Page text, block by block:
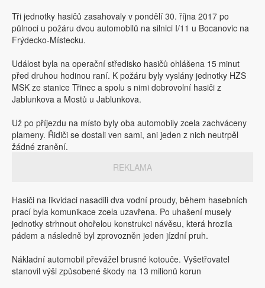
Tři jednotky hasičů zasahovaly v pondělí 30. října 2017 po
půlnoci u požáru dvou automobilů na silnici I/11 u Bocanovic na
Frýdecko-Místecku.
Událost byla na operační středisko hasičů ohlášena 15 minut
před druhou hodinou raní. K požáru byly vyslány jednotky HZS
MSK ze stanice Třinec a spolu s nimi dobrovolní hasiči z
Jablunkova a Mostů u Jablunkova.
Už po příjezdu na místo byly oba automobily zcela zachváceny
plameny. Řidiči se dostali ven sami, ani jeden z nich neutrpěl
žádné zranění.
REKLAMA
Hasiči na likvidaci nasadili dva vodní proudy, během hasebních
prací byla komunikace zcela uzavřena. Po uhašení musely
jednotky strhnout ohořelou konstrukci návěsu, která hrozila
pádem a následně byl zprovozněn jeden jízdní pruh.
Nákladní automobil převážel brusné kotouče. Vyšetřovatel
stanovil výši způsobené škody na 13 milionů korun